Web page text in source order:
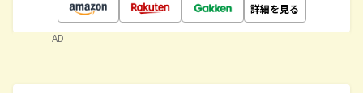
詳細を見る
AD